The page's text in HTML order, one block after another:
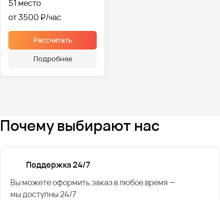
51 место
от 3500 ₽
Рассчитать
Подробнее
Почему выбирают нас
Поддержка 24/7
Вы можете оформить заказ в любое время —
мы доступны 24/7